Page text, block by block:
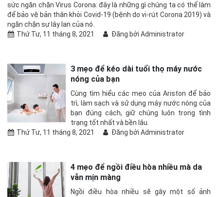
sức ngăn chặn Virus Corona: đây là những gì chúng ta có thể làm
để bảo vệ bản thân khỏi Covid-19 (bệnh do vi-rút Corona 2019) và
ngăn chặn sự lây lan của nó.
Thứ Tư, 11 tháng 8, 2021
Đăng bởi Administrator
3 mẹo để kéo dài tuổi thọ máy nước
nóng của bạn
Cùng tìm hiểu các mẹo của Ariston để bảo
trì, làm sạch và sử dụng máy nước nóng của
bạn đúng cách, giữ chúng luôn trong tình
trạng tốt nhất và bền lâu.
Thứ Tư, 11 tháng 8, 2021
Đăng bởi Administrator
4 mẹo để ngồi điều hòa nhiều mà da
vẫn mịn màng
Ngồi điều hòa nhiều sẽ gây một số ảnh